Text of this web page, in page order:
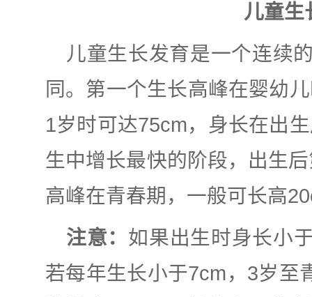
儿童
儿童生长发育是一个连续
同。 第一个生长高峰在婴幼
1岁时可达75cm，身长在出
生中增长最快的阶段，出生
高峰在青春期，一般可长高
注意： 如果出生时身长小
若每年生长小于7cm，3岁至